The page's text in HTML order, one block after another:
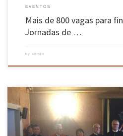
EVENTOS
Mais de 800 vagas para
Jornadas de …
by admin